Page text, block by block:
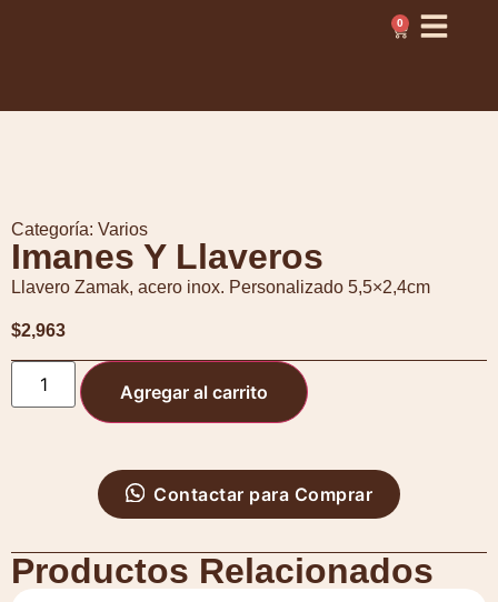
0
Categoría: Varios
Imanes Y Llaveros
Llavero Zamak, acero inox. Personalizado 5,5×2,4cm
$2,963
Agregar al carrito
Contactar para Comprar
Productos Relacionados